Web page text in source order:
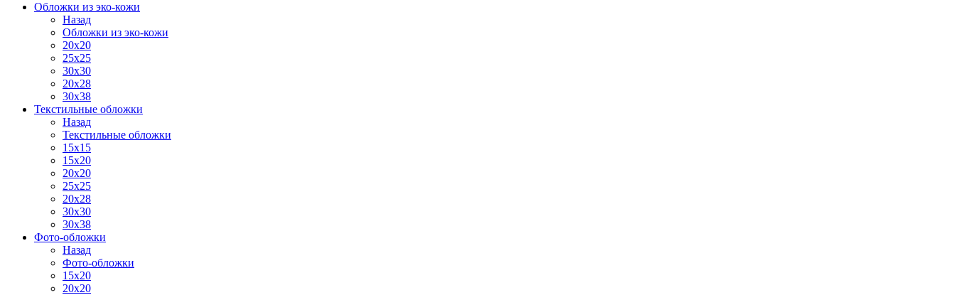
Обложки из эко-кожи
Назад
Обложки из эко-кожи
20х20
25х25
30х30
20х28
30х38
Текстильные обложки
Назад
Текстильные обложки
15х15
15х20
20х20
25х25
20х28
30х30
30х38
Фото-обложки
Назад
Фото-обложки
15x20
20х20